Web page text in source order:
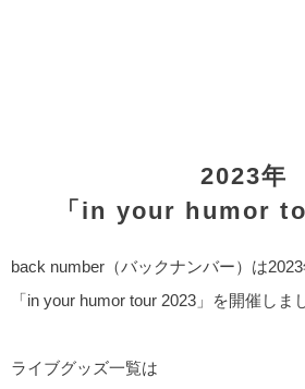
2023年
「in your humor
back number（バックナンバー）は2023
「in your humor tour 2023」を開催しま
ライブグッズ一覧は